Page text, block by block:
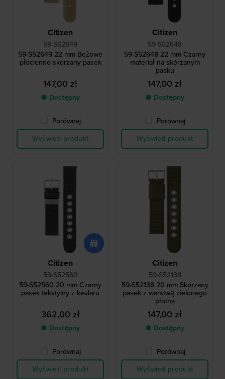
Citizen
59-S52649
59-S52649 22 mm Beżowe
płócienno-skórzany pasek
147,00 zł
● Dostępny
Porównaj
Wyświetl produkt
Citizen
59-S52648
59-S52648 22 mm Czarny
materiał na skórzanym
pasku
147,00 zł
● Dostępny
Porównaj
Wyświetl produkt
Citizen
59-S52560
59-S52560 20 mm Czarny
pasek tekstylny z kevlaru
362,00 zł
● Dostępny
Porównaj
Wyświetl produkt
Citizen
59-S52138
59-S52138 20 mm Skórzany
pasek z warstwą zielonego
płótna
147,00 zł
● Dostępny
Porównaj
Wyświetl produkt